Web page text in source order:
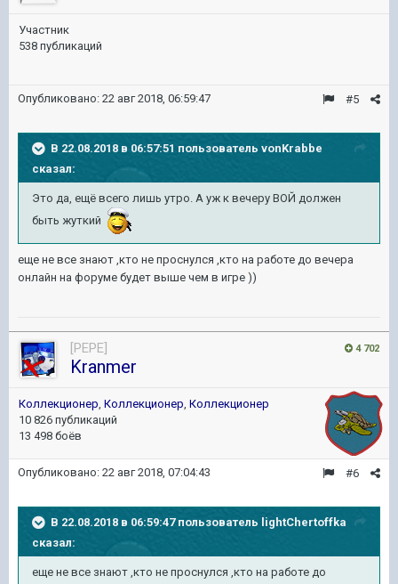
Участник
538 публикаций
#5
Опубликовано: 22 авг 2018, 06:59:47
В 22.08.2018 в 06:57:51 пользователь vonKrabbe
сказал:
Это да, ещё всего лишь утро. А уж к вечеру ВОЙ должен
быть жуткий
еще не все знают ,кто не проснулся ,кто на работе до вечера
онлайн на форуме будет выше чем в игре ))
4 702
[PEPE]
Kranmer
Коллекционер, Коллекционер, Коллекционер
10 826 публикаций
13 498 боёв
#6
Опубликовано: 22 авг 2018, 07:04:43
В 22.08.2018 в 06:59:47 пользователь lightChertoffka
сказал:
еще не все знают ,кто не проснулся ,кто на работе до